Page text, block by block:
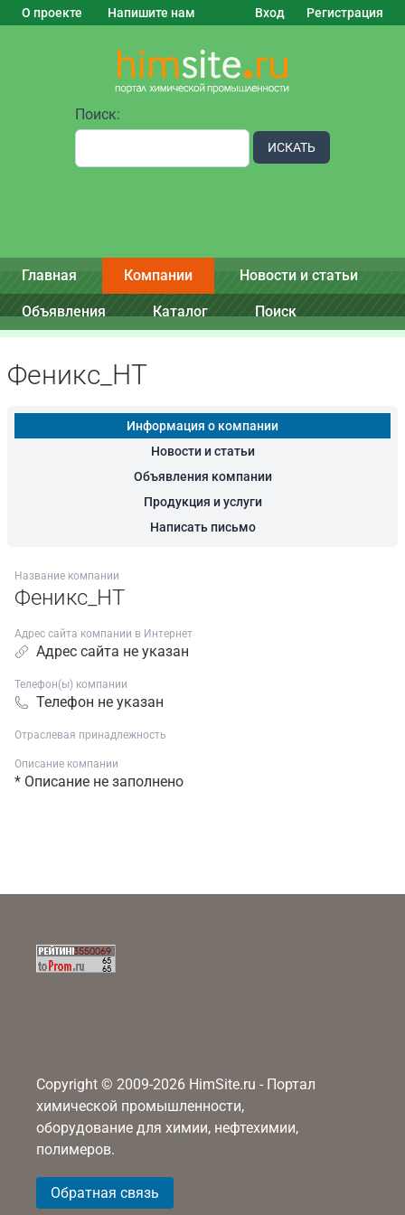
О проекте Напишите нам Вход Регистрация
Поиск:
ИСКАТЬ
Главная Компании Новости и статьи
Объявления Каталог Поиск
Феникс_НТ
Информация о компании
Новости и статьи
Объявления компании
Продукция и услуги
Написать письмо
Название компании
Феникс_НТ
Адрес сайта компании в Интернет
Адрес сайта не указан
Телефон(ы) компании
Телефон не указан
Отраслевая принадлежность
Описание компании
* Описание не заполнено
Copyright © 2009-2026 HimSite.ru - Портал
химической промышленности,
оборудование для химии, нефтехимии,
полимеров.
Обратная связь